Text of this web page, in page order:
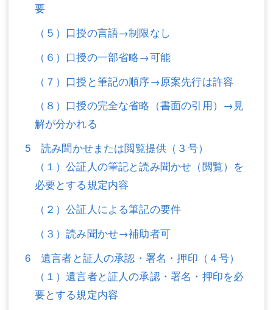
アクセス東京事務所 (新宿・四谷)
要
（５）口授の言語→制限なし
（６）口授の一部省略→可能
（７）口授と筆記の順序→原案先行は許容
（８）口授の完全な省略（書面の引用）→見
解が分かれる
5 読み聞かせまたは閲覧提供（３号）
（１）公証人の筆記と読み聞かせ（閲覧）を
必要とする規定内容
（２）公証人による筆記の要件
（３）読み聞かせ→補助者可
6 遺言者と証人の承認・署名・押印（４号）
（１）遺言者と証人の承認・署名・押印を必
要とする規定内容